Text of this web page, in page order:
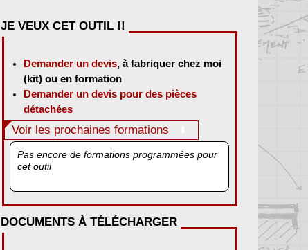
JE VEUX CET OUTIL !!
Demander un devis, à fabriquer chez moi
(kit) ou en formation
Demander un devis pour des pièces
détachées
Voir les prochaines formations
Pas encore de formations programmées pour
cet outil
DOCUMENTS À TÉLÉCHARGER